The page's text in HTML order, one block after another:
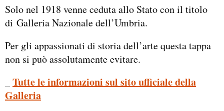
Solo nel 1918 venne ceduta allo Stato con il titolo
di Galleria Nazionale dell’Umbria.
Per gli appassionati di storia dell’arte questa tappa
non si può assolutamente evitare.
Tutte le informazioni sul sito ufficiale della
Galleria